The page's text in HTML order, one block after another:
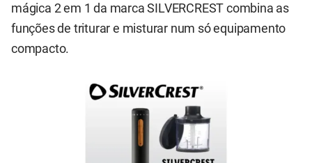
mágica 2 em 1 da marca SILVERCREST combina as
funções de triturar e misturar num só equipamento
compacto.